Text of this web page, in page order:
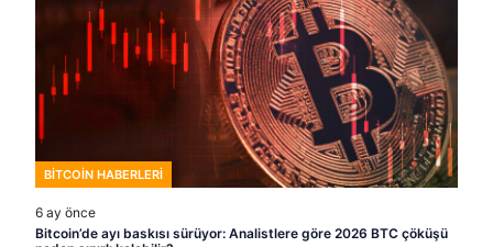
BITCOIN HABERLERI
6 ay önce
Bitcoin’de ayı baskısı sürüyor: Analistlere göre 2026 BTC çöküşü